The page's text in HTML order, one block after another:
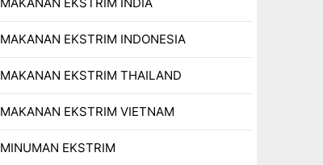
MAKANAN EKSTRIM INDONESIA
MAKANAN EKSTRIM THAILAND
MAKANAN EKSTRIM VIETNAM
MINUMAN EKSTRIM